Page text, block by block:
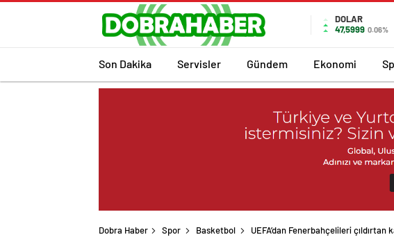
DOLAR
47,5999 0.06%
Son Dakika Servisler Gündem Ekonomi
Dobra Haber Spor Basketbol UEFA’dan Fenerbahçelileri çıldırtan